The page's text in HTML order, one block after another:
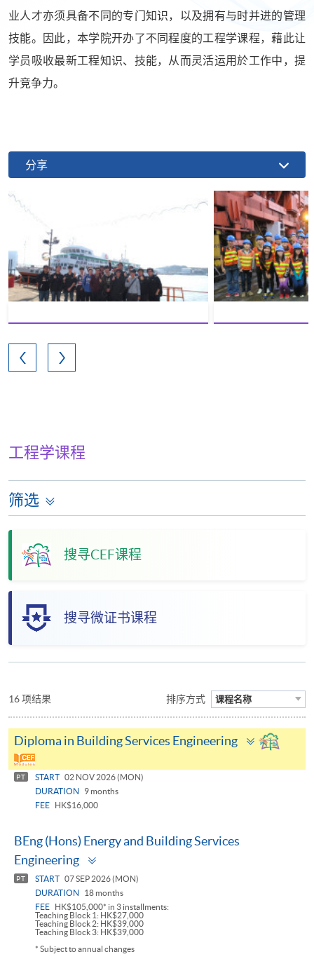
业人才亦须具备不同的专门知识，以及拥有与时并进的管理
技能。因此，本学院开办了不同程度的工程学课程，藉此让
学员吸收最新工程知识、技能，从而灵活运用於工作中，提
升竞争力。
分享
工程学课程
筛选
搜寻CEF课程
搜寻微证书课程
16 项结果 排序方式 课程名称
Diploma in Building Services Engineering
Toggle
panel
PT START 02 NOV 2026 (MON)
DURATION
9 months
FEE
HK$16,000
BEng (Hons) Energy and Building Services
Engineering
PT START 07 SEP 2026 (MON)
DURATION
18 months
FEE
HK$105,000* in 3 installments:
Teaching Block 1: HK$27,000
Teaching Block 2: HK$39,000
Teaching Block 3: HK$39,000
* Subject to annual changes